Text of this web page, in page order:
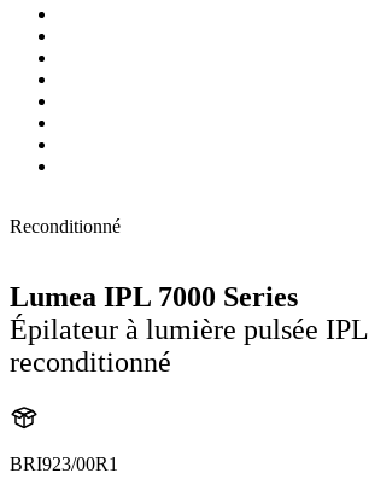
Reconditionné
Lumea IPL 7000 Series
Épilateur à lumière pulsée IPL
reconditionné
BRI923/00R1